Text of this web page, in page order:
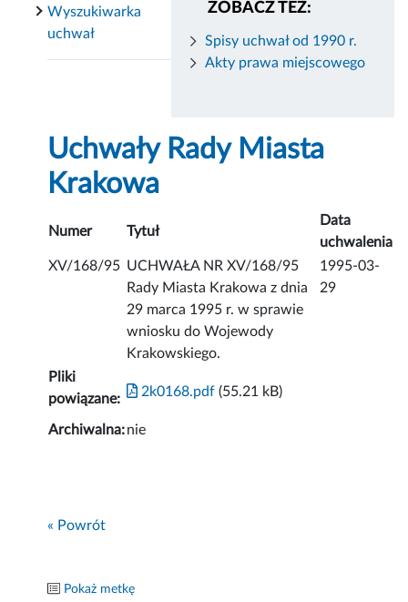
ZOBACZ TEŻ:
Spisy uchwał od 1990 r.
Akty prawa miejscowego
Wyszukiwarka
uchwał
Uchwały Rady Miasta
Krakowa
Numer Tytuł
Data
uchwalenia
XV/168/95 UCHWAŁA NR XV/168/95
Rady Miasta Krakowa z dnia
29 marca 1995 r. w sprawie
wniosku do Wojewody
Krakowskiego.
1995-03-
29
Pliki
powiązane:
2k0168.pdf (55.21 kB)
Archiwalna:nie
« Powrót
Pokaż metkę